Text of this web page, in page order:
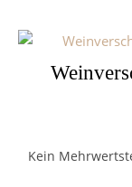
Kein